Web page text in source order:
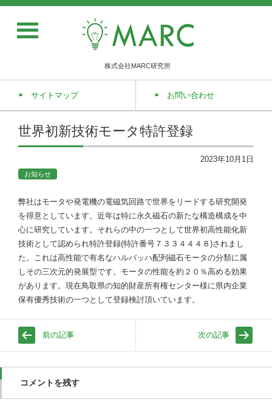
株式会社MARC研究所
サイトマップ お問い合わせ
世界初新技術モータ特許登録
2023年10月1日
お知らせ
弊社はモータや発電機の電磁気回路で世界をリードする研究開発
を得意としています。近年は特に永久磁石の新たな構造構成を中
心に研究しています。それらの中の一つとして世界初高性能化新
技術として認められ特許登録(特許番号７３３４４４８)されまし
た。これは高性能で有名なハルバッハ配列磁石モータの分類に属
しその三次元的発展型です。モータの性能を約２０％高める効果
があります。現在鳥取県の知的財産所有権センター様に県内企業
保有優秀技術の一つとして登録検討頂いています。
前の記事 次の記事
コメントを残す